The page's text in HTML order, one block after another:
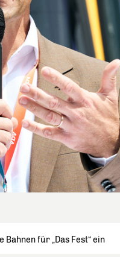
für „Das Fest“ ein